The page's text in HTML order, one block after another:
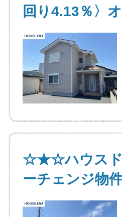
回り4.13％〉
☆★☆ハウス
ーチェンジ物